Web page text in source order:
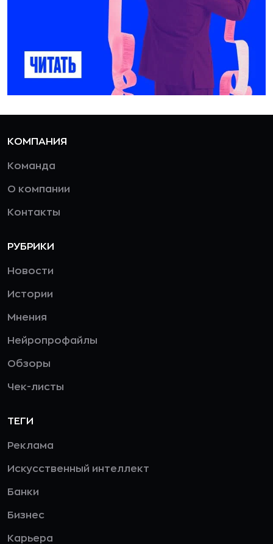
КОМПАНИЯ
Команда
О компании
Контакты
РУБРИКИ
Новости
Истории
Мнения
Нейропрофайлы
Обзоры
Чек-листы
ТЕГИ
Реклама
Искусственный интеллект
Банки
Бизнес
Карьера